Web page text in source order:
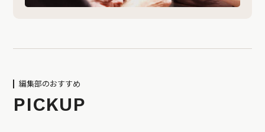
編集部のおすすめ
PICKUP